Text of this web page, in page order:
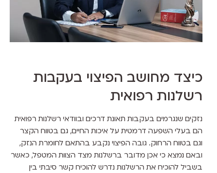
כיצד מחושב הפיצוי בעקבות
רשלנות רפואית
נזקים שנגרמים בעקבות תאונת דרכים ובוודאי רשלנות רפואית
הם בעלי השפעה דרמטית על איכות החיים, גם בטווח הקצר
וגם בטווח הרחוק. גובה הפיצוי נקבע בהתאם לחומרת הנזק,
ובאם נמצא כי אכן מדובר ברשלנות מצד הצוות המטפל, כאשר
בשביל להוכיח את הרשלנות נדרש להוכיח קשר סיבתי בין